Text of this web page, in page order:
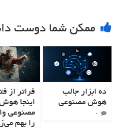
ممکن شما دوست
ده ابزار جالب
هوش مصنوعی
۰
فراتر از
اینجا
مصنوعی
را بهم